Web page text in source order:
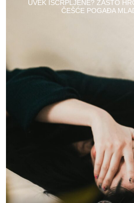
UVEK ISCRPLJENE? ZAŠTO
ČEŠĆE POGAĐA